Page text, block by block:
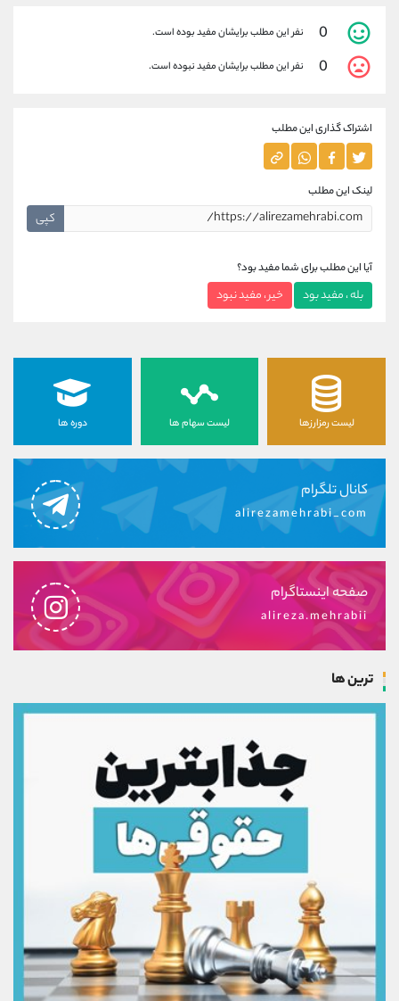
0 نفر این مطلب برایشان مفید بوده است.
0 نفر این مطلب برایشان مفید نبوده است.
اشتراک گذاری این مطلب
لینک این مطلب
کپی
آیا این مطلب برای شما مفید بود؟
بله ، مفید بود خیر ، مفید نبود
لیست رمزارزها لیست سهام ها دوره ها
کانال تلگرام
alirezamehrabi_com
صفحه اینستاگرام
alireza.mehrabii
ترین ها